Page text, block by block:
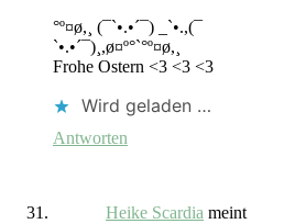
°º¤ø,¸ (¯`•.•´¯) _`•.,(¯
`•.•´¯)¸,ø¤º°`°º¤ø,¸
Frohe Ostern <3 <3 <3
Wird geladen …
Antworten
Heike Scardia meint